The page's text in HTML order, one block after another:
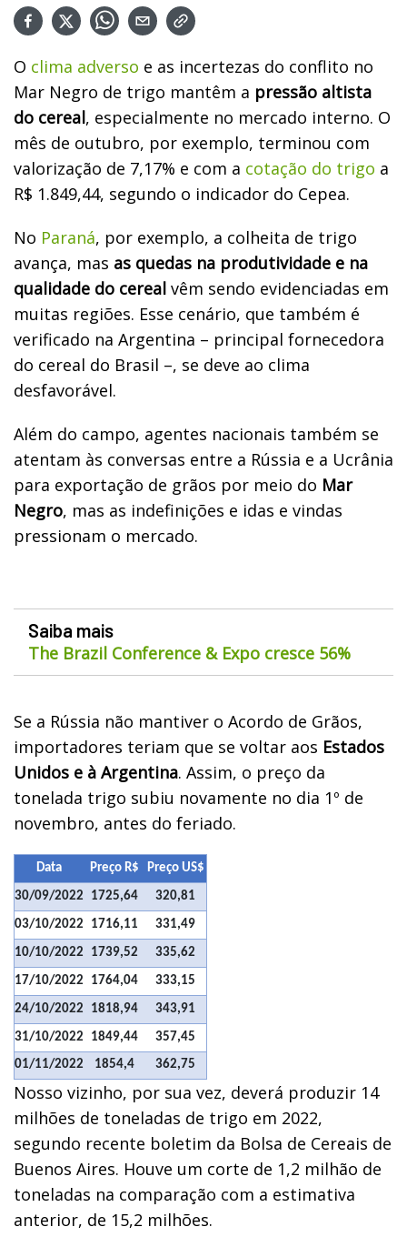
O clima adverso e as incertezas do conflito no
Mar Negro de trigo mantêm a pressão altista
do cereal, especialmente no mercado interno. O
mês de outubro, por exemplo, terminou com
valorização de 7,17% e com a cotação do trigo a
R$ 1.849,44, segundo o indicador do Cepea.
No Paraná, por exemplo, a colheita de trigo
avança, mas as quedas na produtividade e na
qualidade do cereal vêm sendo evidenciadas em
muitas regiões. Esse cenário, que também é
verificado na Argentina – principal fornecedora
do cereal do Brasil –, se deve ao clima
desfavorável.
Além do campo, agentes nacionais também se
atentam às conversas entre a Rússia e a Ucrânia
para exportação de grãos por meio do Mar
Negro, mas as indefinições e idas e vindas
pressionam o mercado.
Saiba mais
The Brazil Conference & Expo cresce 56%
Se a Rússia não mantiver o Acordo de Grãos,
importadores teriam que se voltar aos Estados
Unidos e à Argentina. Assim, o preço da
tonelada trigo subiu novamente no dia 1º de
novembro, antes do feriado.
Data Preço R$ Preço US$
30/09/2022 1725,64 320,81
03/10/2022 1716,11 331,49
10/10/2022 1739,52 335,62
17/10/2022 1764,04 333,15
24/10/2022 1818,94 343,91
31/10/2022 1849,44
357,45
01/11/2022
1854,4 362,75
Nosso vizinho, por sua vez, deverá produzir 14
milhões de toneladas de trigo em 2022,
segundo recente boletim da Bolsa de Cereais de
Buenos Aires. Houve um corte de 1,2 milhão de
toneladas na comparação com a estimativa
anterior, de 15,2 milhões.